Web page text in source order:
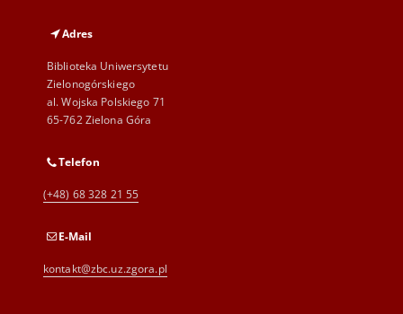
Adres
Biblioteka Uniwersytetu
Zielonogórskiego
al. Wojska Polskiego 71
65-762 Zielona Góra
Telefon
(+48) 68 328 21 55
E-Mail
kontakt@zbc.uz.zgora.pl